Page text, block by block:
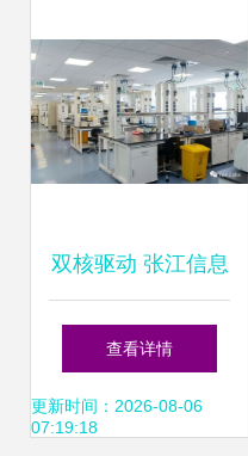
双核驱动 张江信息
科技新里程碑——
中心与孵化器正式
查看详情
更新时间：2026-08-06
07:19:18